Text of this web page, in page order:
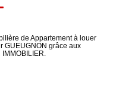
de Appartement à louer
GUEUGNON grâce aux